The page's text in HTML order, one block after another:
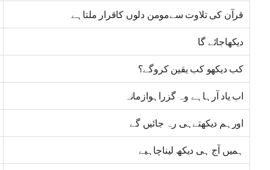
قرآن کی تلاوت سےمومن دلوں کاقرار ملتاہے
دیکھاجائے گا
کب دیکھو کب یقین کروگے؟
اب یاد آرہاہے وہ گزراہوازمانہ
اورہم دیکھتےہی رہ جائیں گے
ہمیں آج ہی دیکھ لیناچاہیے